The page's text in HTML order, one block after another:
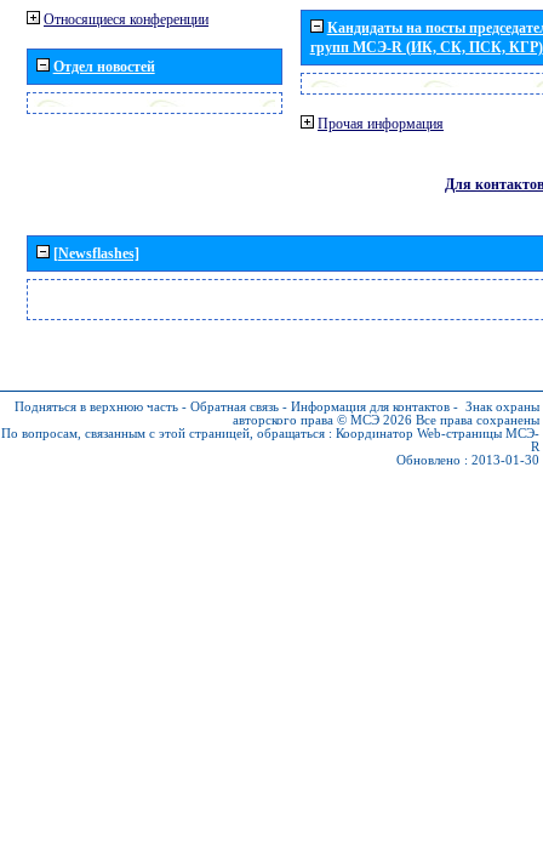
Относящиеся конференции
Отдел новостей
Кандидаты на посты
групп МСЭ-R (ИК, СК, ПСК, КГР)
Прочая информация
Для контактов
[Newsflashes]
Подняться в верхнюю часть - Обратная связь - Информация для контактов - Знак охраны
авторского права © МСЭ 2026 Все права сохранены
По вопросам, связанным с этой страницей, обращаться : Координатор Web-страницы МСЭ-
R
Обновлено : 2013-01-30